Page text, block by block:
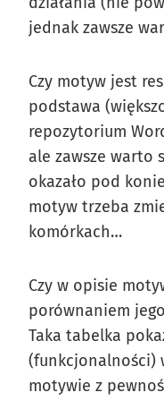
jednak zawsze
Czy motyw jest
podstawa
repozytorium
ale zawsze warto
okazało pod
motyw trzeba
komórkach…
Czy w opisie
porównaniem
Taka tabelka
(funkcjonalności)
motywie z